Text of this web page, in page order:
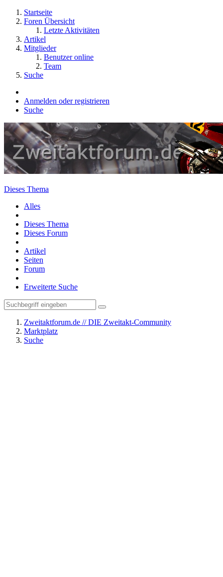
Startseite
Foren Übersicht
Letzte Aktivitäten
Artikel
Mitglieder
Benutzer online
Team
Suche
Anmelden oder registrieren
Suche
Dieses Thema
Alles
Dieses Thema
Dieses Forum
Artikel
Seiten
Forum
Erweiterte Suche
Zweitaktforum.de // DIE Zweitakt-Community
Marktplatz
Suche